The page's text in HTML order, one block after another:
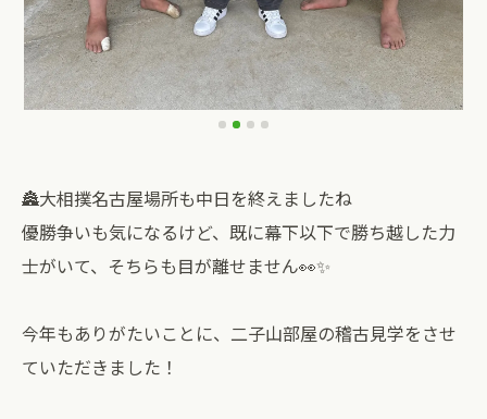
🏯大相撲名古屋場所も中日を終えましたね
優勝争いも気になるけど、既に幕下以下で勝ち越した力
士がいて、そちらも目が離せません👀✨
今年もありがたいことに、二子山部屋の稽古見学をさせ
ていただきました！